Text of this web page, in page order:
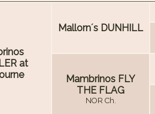
at
Mallorn´s DUNHILL
Mambrinos FLY
THE FLAG
NOR Ch.